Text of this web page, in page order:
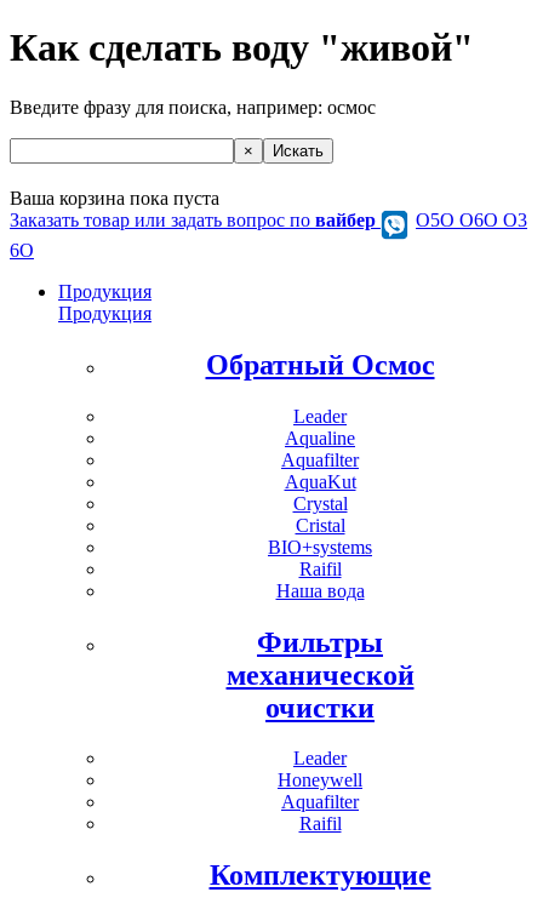
Как сделать воду "живой"
Введите фразу для поиска, например: осмос
Ваша корзина пока пуста
Заказать товар или задать вопрос по вайбер
О5О O6O O3
6O
Продукция
Продукция
Обратный Осмос
Leader
Aqualine
Aquafilter
AquaKut
Crystal
Cristal
BIO+systems
Raifil
Наша вода
Фильтры
механической
очистки
Leader
Honeywell
Aquafilter
Raifil
Комплектующие